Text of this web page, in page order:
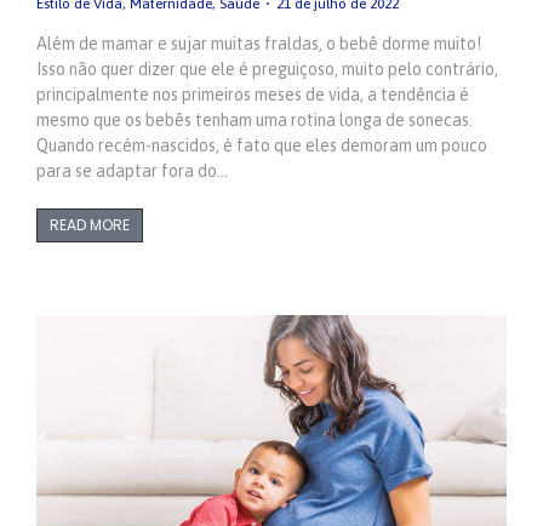
Além de mamar e sujar muitas fraldas, o bebê dorme muito!
Isso não quer dizer que ele é preguiçoso, muito pelo contrário,
principalmente nos primeiros meses de vida, a tendência é
mesmo que os bebês tenham uma rotina longa de sonecas.
Quando recém-nascidos, é fato que eles demoram um pouco
para se adaptar fora do…
READ MORE